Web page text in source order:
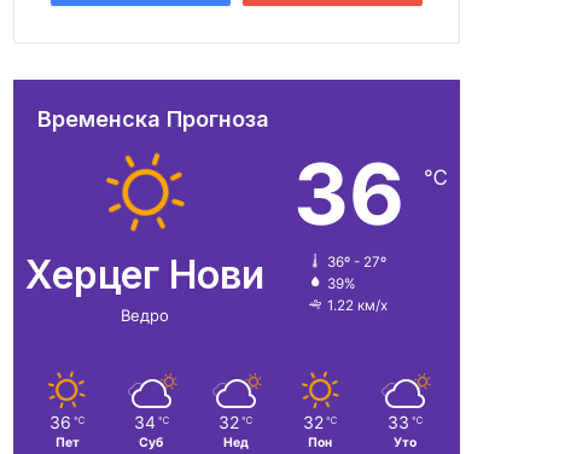
Временска Прогноза
Херцег Нови
Ведро
36 ℃
36º - 27º
39%
1.22 км/х
36 ℃
Пет
34 ℃
Суб
32 ℃
Нед
32 ℃
Пон
33 ℃
Уто